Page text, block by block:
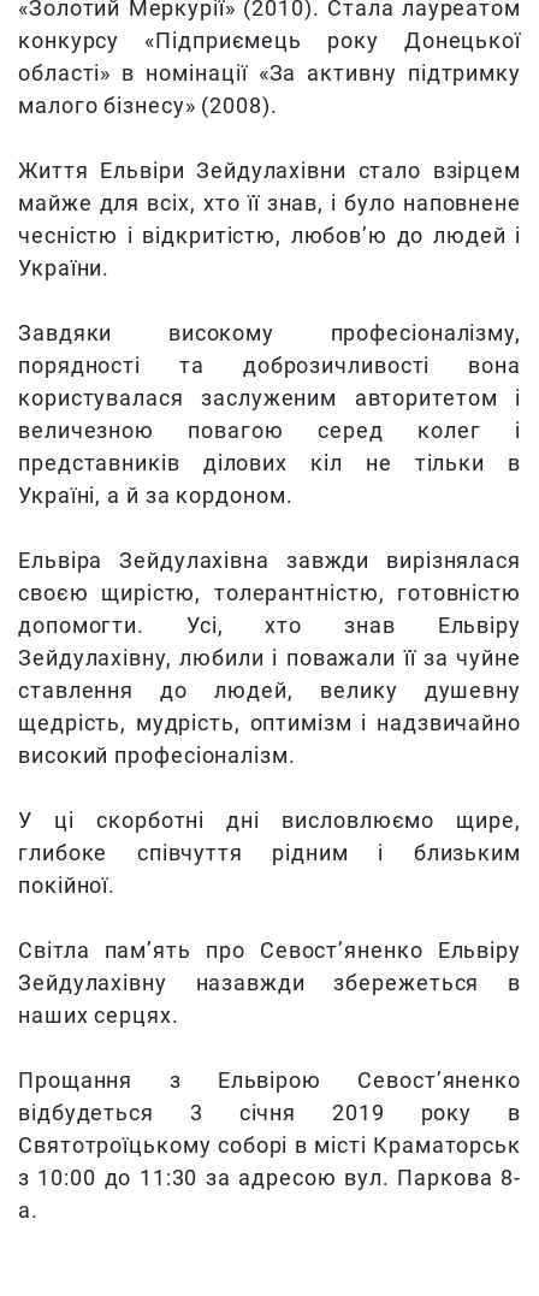
«Золотий Меркурії» (2010). Стала лауреатом
конкурсу «Підприємець року Донецької
області» в номінації «За активну підтримку
малого бізнесу» (2008).
Життя Ельвіри Зейдулахівни стало взірцем
майже для всіх, хто її знав, і було наповнене
чесністю і відкритістю, любов’ю до людей і
України.
Завдяки високому професіоналізму,
порядності та доброзичливості вона
користувалася заслуженим авторитетом і
величезною повагою серед колег і
представників ділових кіл не тільки в
Україні, а й за кордоном.
Ельвіра Зейдулахівна завжди вирізнялася
своєю щирістю, толерантністю, готовністю
допомогти. Усі, хто знав Ельвіру
Зейдулахівну, любили і поважали її за чуйне
ставлення до людей, велику душевну
щедрість, мудрість, оптимізм і надзвичайно
високий професіоналізм.
У ці скорботні дні висловлюємо щире,
глибоке співчуття рідним і близьким
покійної.
Світла пам’ять про Севост’яненко Ельвіру
Зейдулахівну назавжди збережеться в
наших серцях.
Прощання з Ельвірою Севост’яненко
відбудеться 3 січня 2019 року в
Святотроїцькому соборі в місті Краматорськ
з 10:00 до 11:30 за адресою вул. Паркова 8-
а.